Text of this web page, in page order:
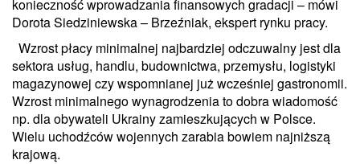
konieczność wprowadzania finansowych gradacji – mówi
Dorota Siedziniewska – Brzeźniak, ekspert rynku pracy.
Wzrost płacy minimalnej najbardziej odczuwalny jest dla
sektora usług, handlu, budownictwa, przemysłu, logistyki
magazynowej czy wspomnianej już wcześniej gastronomii.
Wzrost minimalnego wynagrodzenia to dobra wiadomość
np. dla obywateli Ukrainy zamieszkujących w Polsce.
Wielu uchodźców wojennych zarabia bowiem najniższą
krajową.